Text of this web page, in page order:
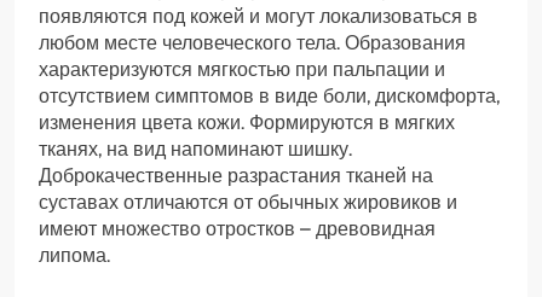
появляются под кожей и могут локализоваться в
любом месте человеческого тела. Образования
характеризуются мягкостью при пальпации и
отсутствием симптомов в виде боли, дискомфорта,
изменения цвета кожи. Формируются в мягких
тканях, на вид напоминают шишку.
Доброкачественные разрастания тканей на
суставах отличаются от обычных жировиков и
имеют множество отростков – древовидная
липома.